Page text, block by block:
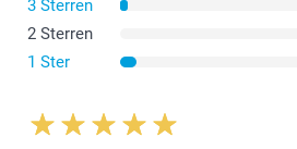
3 Sterren
2 Sterren
1 Ster